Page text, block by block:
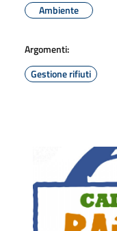
Ambiente
Argomenti:
Gestione rifiuti